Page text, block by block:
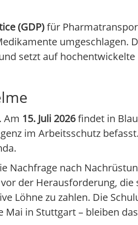
(GDP)für
umgeschlagen.
setzt auf hochentwickelte
Am 15. Juli 2026findet in
im Arbeitsschutz
Nachfrage nach
der Herausforderung, die
Löhne zu zahlen. Die
in Stuttgart – bleiben